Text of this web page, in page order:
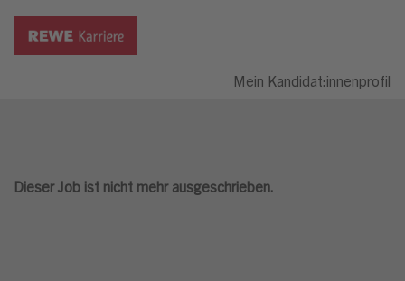
Mein Kandidat:innenprofil
Dieser Job ist nicht mehr ausgeschrieben.